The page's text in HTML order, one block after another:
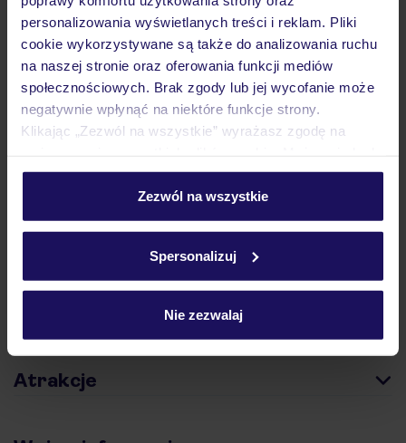
personalizowania wyświetlanych treści i reklam. Pliki
cookie wykorzystywane są także do analizowania ruchu
na naszej stronie oraz oferowania funkcji mediów
społecznościowych. Brak zgody lub jej wycofanie może
negatywnie wpłynąć na niektóre funkcje strony.
Klikając „Zezwól na wszystkie” wyrażasz zgodę na
personalizować swój wybór wchodząc w zakładkę
Szczegółowe informacje o plikach cookie znajdziesz
Zezwól na wszystkie
Spersonalizuj
Nie zezwalaj
Lider niskich cen
Największe biuro
podróży w Polsce
30 lat w
Hotel
Atrakcje